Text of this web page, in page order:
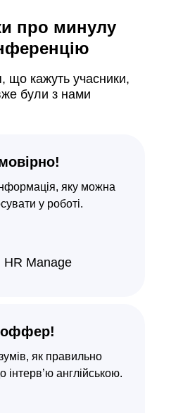
про минулу
що кажуть учасники,
були з нами
яку можна
у роботі.
HR Manage
як правильно
інтерв’ю англійською.